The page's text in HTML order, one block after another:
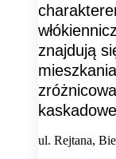
znajdują
ul. Rejtana,